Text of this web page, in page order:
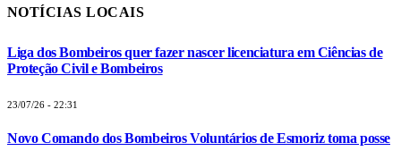
NOTÍCIAS LOCAIS
Liga dos Bombeiros quer fazer nascer licenciatura em Ciências de
Proteção Civil e Bombeiros
23/07/26 - 22:31
Novo Comando dos Bombeiros Voluntários de Esmoriz toma posse